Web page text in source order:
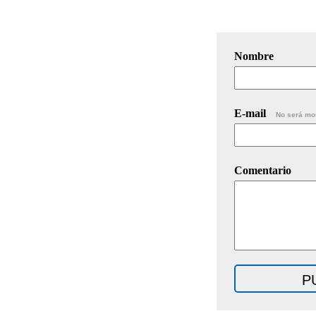
Nombre
E-mail No será
Comentario